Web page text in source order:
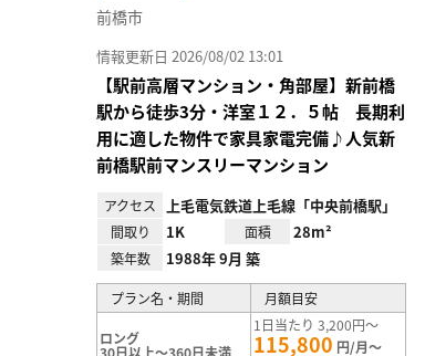
前橋市
情報更新日 2026/08/02 13:01
【駅前高層マンション・角部屋】新前橋
駅から徒歩3分・洋室１２．５帖 長期利
用に適した物件で家具家電完備♪人気新
前橋駅前マンスリーマンション
アクセス 上毛電気鉄道上毛線「中央前橋駅」
間取り 1K 面積 28m²
築年数 1988年 9月 築
プラン名・期間 月額目安
ロング
30日以上～360日未満
1日当たり 3,200円～
115,800 円/月～